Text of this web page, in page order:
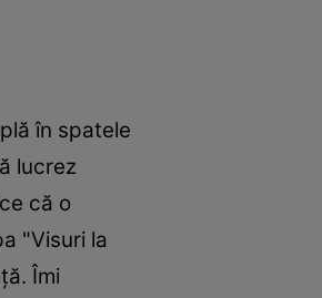
în spatele
lucrez
că o
"Visuri la
Îmi